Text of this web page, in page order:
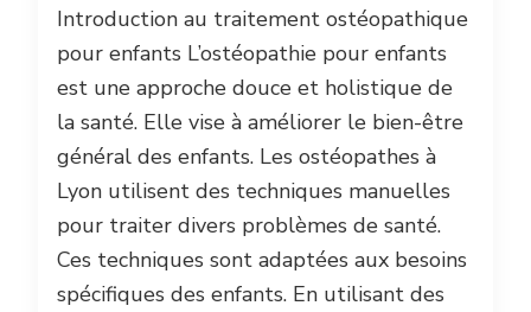
Introduction au traitement ostéopathique
pour enfants L’ostéopathie pour enfants
est une approche douce et holistique de
la santé. Elle vise à améliorer le bien-être
général des enfants. Les ostéopathes à
Lyon utilisent des techniques manuelles
pour traiter divers problèmes de santé.
Ces techniques sont adaptées aux besoins
spécifiques des enfants. En utilisant des